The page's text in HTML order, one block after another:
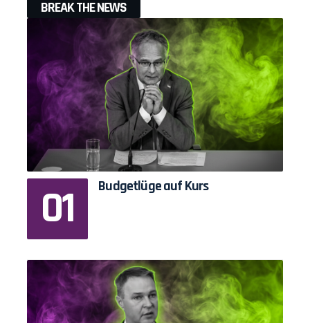
BREAK THE NEWS
Budgetlüge auf Kurs